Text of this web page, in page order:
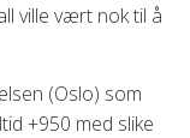
ville vært nok til å
(Oslo) som
+950 med slike